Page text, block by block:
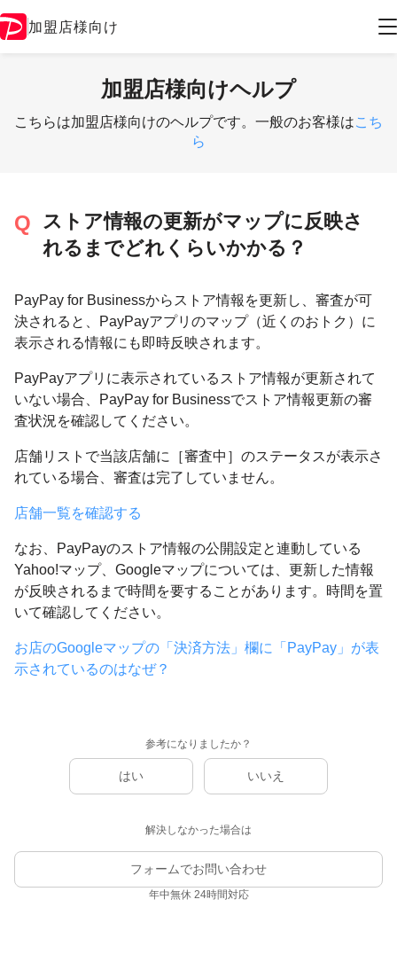
加盟店様向け
加盟店様向けヘルプ
こちらは加盟店様向けのヘルプです。一般のお客様はこち
ら
ストア情報の更新がマップに反映さ
れるまでどれくらいかかる？
PayPay for Businessからストア情報を更新し、審査が可
決されると、PayPayアプリのマップ（近くのおトク）に
表示される情報にも即時反映されます。
PayPayアプリに表示されているストア情報が更新されて
いない場合、PayPay for Businessでストア情報更新の審
査状況を確認してください。
店舗リストで当該店舗に［審査中］のステータスが表示さ
れている場合、審査は完了していません。
店舗一覧を確認する
なお、PayPayのストア情報の公開設定と連動している
Yahoo!マップ、Googleマップについては、更新した情報
が反映されるまで時間を要することがあります。時間を置
いて確認してください。
お店のGoogleマップの「決済方法」欄に「PayPay」が表
示されているのはなぜ？
参考になりましたか？
はい いいえ
解決しなかった場合は
フォームでお問い合わせ
年中無休 24時間対応